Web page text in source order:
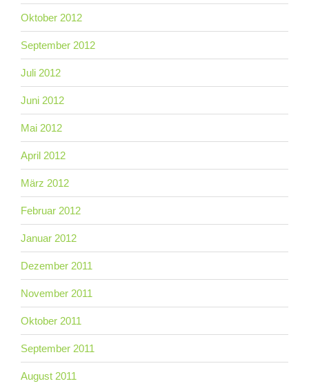
Oktober 2012
September 2012
Juli 2012
Juni 2012
Mai 2012
April 2012
März 2012
Februar 2012
Januar 2012
Dezember 2011
November 2011
Oktober 2011
September 2011
August 2011